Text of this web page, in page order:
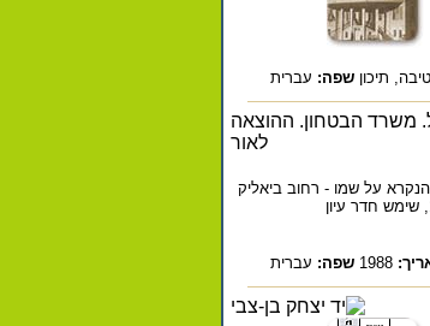
תיכון שפה: עברית
על שמו - רחוב ביאליק
- במספר 22 - בשנת 1926. הבית מצטיין ביופיו, ובמשך שנים רבות, מאז 1937, שימש חדר עיון
1988 שפה: עברית